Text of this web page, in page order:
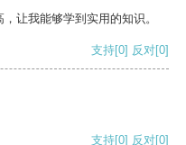
让我能够学到实用的知识。
支持[0] 反对[0]
支持[0] 反对[0]